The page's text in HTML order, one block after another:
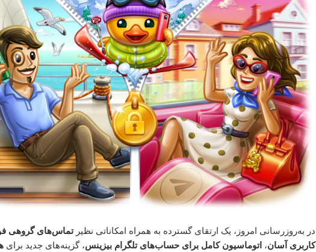
در به‌روزرسانی امروز، یک ارتقای گسترده به همراه امکاناتی نظیرتماس‌های گروهی
کاربری آسان، اتوماسیون کامل برای حساب‌های تلگرام بیزینس، گزینه‌های جدید برای